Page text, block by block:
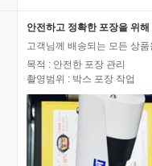
안전하고 정확한 포장을 위
고객님께 배송되는 모든 상
목적 : 안전한 포장 관리
촬영범위 : 박스 포장 작업